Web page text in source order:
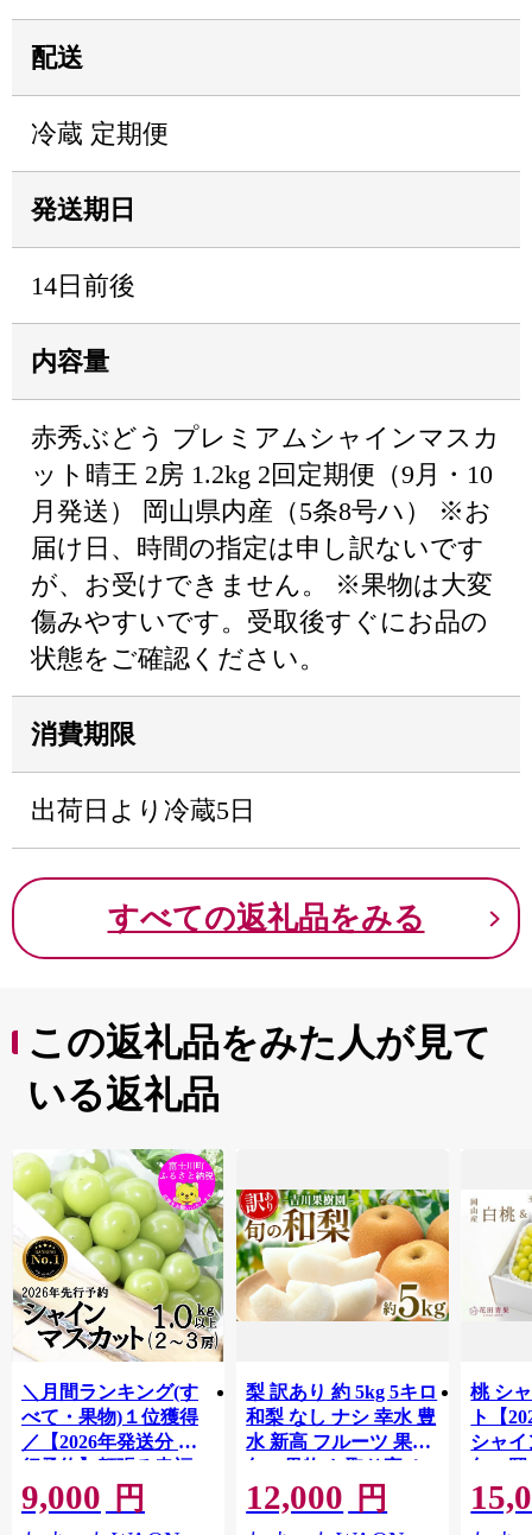
配送
冷蔵 定期便
発送期日
14日前後
内容量
赤秀ぶどう プレミアムシャインマスカ
ット晴王 2房 1.2kg 2回定期便（9月・10
月発送） 岡山県内産（5条8号ハ） ※お
届け日、時間の指定は申し訳ないです
が、お受けできません。 ※果物は大変
傷みやすいです。受取後すぐにお品の
状態をご確認ください。
消費期限
出荷日より冷蔵5日
すべての返礼品をみる
この返礼品をみた人が見て
いる返礼品
＼月間ランキング(す
べて・果物)１位獲得
／【2026年発送分 先
行予約】頬張る幸福
感 〜緑の宝石・ シ
ャインマスカット 〜
9,000 円
梨 訳あり 約 5kg 5キロ
和梨 なし ナシ 幸水 豊
水 新高 フルーツ 果物
旬の果物 お取り寄せ
グルメ 美味しい 甘い
人気 おすすめ 吉川果
12,000 円
桃 シ
ト【
シャ
旬の
品｜
もも 桃